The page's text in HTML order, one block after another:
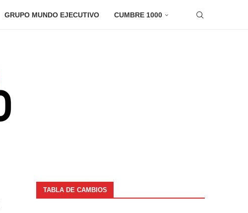
GRUPO MUNDO EJECUTIVO CUMBRE 1000
TABLA DE CAMBIOS